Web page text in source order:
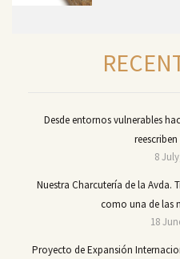
Desde entornos vulnerables
8
Nuestra Charcutería de la Avda.
como una de las
18
Proyecto de Expansión